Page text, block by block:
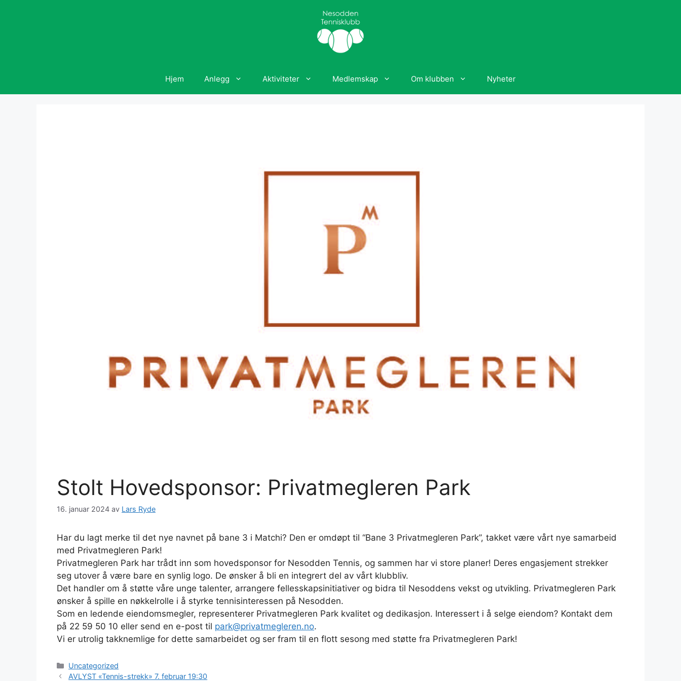
Hjem Anlegg Aktiviteter Medlemskap Om klubben Nyheter
Stolt Hovedsponsor: Privatmegleren Park
16. januar 2024 av Lars Ryde
Har du lagt merke til det nye navnet på bane 3 i Matchi? Den er omdøpt til “Bane 3 Privatmegleren Park”, takket være vårt nye samarbeid
med Privatmegleren Park!
Privatmegleren Park har trådt inn som hovedsponsor for Nesodden Tennis, og sammen har vi store planer! Deres engasjement strekker
seg utover å være bare en synlig logo. De ønsker å bli en integrert del av vårt klubbliv.
Det handler om å støtte våre unge talenter, arrangere fellesskapsinitiativer og bidra til Nesoddens vekst og utvikling. Privatmegleren Park
ønsker å spille en nøkkelrolle i å styrke tennisinteressen på Nesodden.
Som en ledende eiendomsmegler, representerer Privatmegleren Park kvalitet og dedikasjon. Interessert i å selge eiendom? Kontakt dem
på 22 59 50 10 eller send en e-post til park@privatmegleren.no.
Vi er utrolig takknemlige for dette samarbeidet og ser fram til en flott sesong med støtte fra Privatmegleren Park!
Kategorier
Uncategorized
AVLYST «Tennis-strekk» 7. februar 19:30